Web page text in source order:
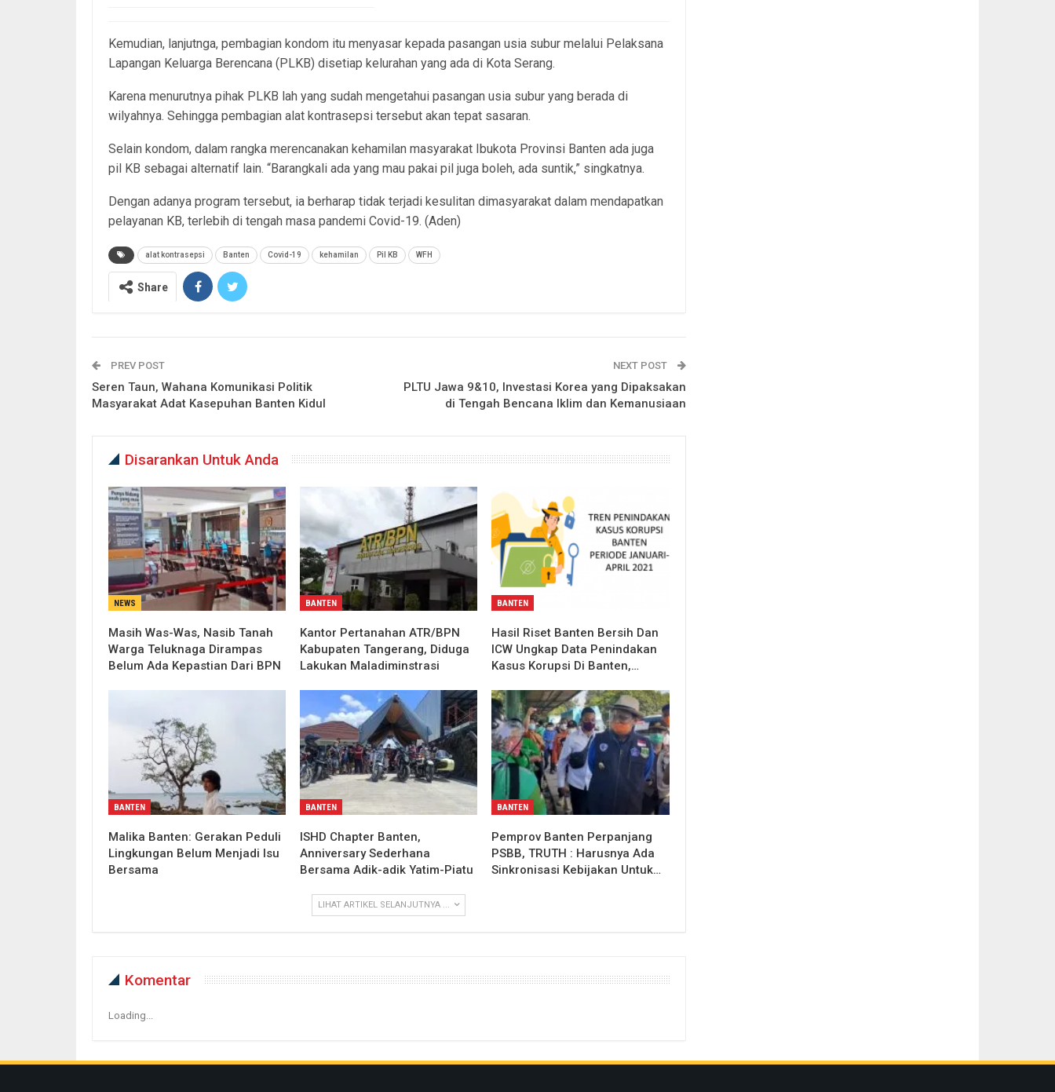
Kemudian, lanjutnga, pembagian kondom itu menyasar kepada pasangan usia subur melalui Pelaksana
Lapangan Keluarga Berencana (PLKB) disetiap kelurahan yang ada di Kota Serang.
Karena menurutnya pihak PLKB lah yang sudah mengetahui pasangan usia subur yang berada di
wilyahnya. Sehingga pembagian alat kontrasepsi tersebut akan tepat sasaran.
Selain kondom, dalam rangka merencanakan kehamilan masyarakat Ibukota Provinsi Banten ada juga
pil KB sebagai alternatif lain. “Barangkali ada yang mau pakai pil juga boleh, ada suntik,” singkatnya.
Dengan adanya program tersebut, ia berharap tidak terjadi kesulitan dimasyarakat dalam mendapatkan
pelayanan KB, terlebih di tengah masa pandemi Covid-19. (Aden)
alat kontrasepsi Banten Covid-19 kehamilan Pil KB WFH
Share
PREV POST
Seren Taun, Wahana Komunikasi Politik
Masyarakat Adat Kasepuhan Banten Kidul
NEXT POST
PLTU Jawa 9&10, Investasi Korea yang Dipaksakan
di Tengah Bencana Iklim dan Kemanusiaan
Disarankan Untuk Anda
NEWS
Masih Was-Was, Nasib Tanah
Warga Teluknaga Dirampas
Belum Ada Kepastian Dari BPN
BANTEN
Kantor Pertanahan ATR/BPN
Kabupaten Tangerang, Diduga
Lakukan Maladiminstrasi
BANTEN
Hasil Riset Banten Bersih Dan
ICW Ungkap Data Penindakan
Kasus Korupsi Di Banten,…
BANTEN
Malika Banten: Gerakan Peduli
Lingkungan Belum Menjadi Isu
Bersama
BANTEN
ISHD Chapter Banten,
Anniversary Sederhana
Bersama Adik-adik Yatim-Piatu
BANTEN
Pemprov Banten Perpanjang
PSBB, TRUTH : Harusnya Ada
Sinkronisasi Kebijakan Untuk…
LIHAT ARTIKEL SELANJUTNYA ...
Komentar
Loading...